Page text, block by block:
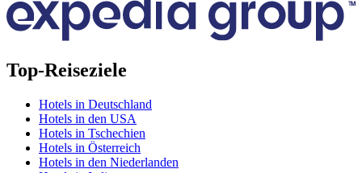
Top-Reiseziele
Hotels in Deutschland
Hotels in den USA
Hotels in Tschechien
Hotels in Österreich
Hotels in den Niederlanden